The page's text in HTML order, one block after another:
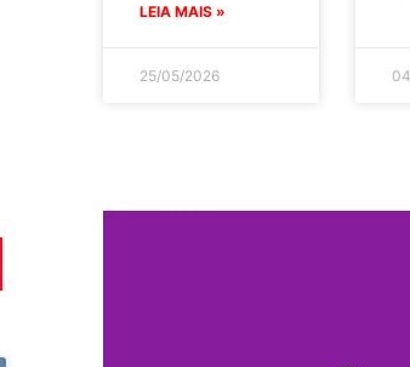
LEIA MAIS »
25/05/2026